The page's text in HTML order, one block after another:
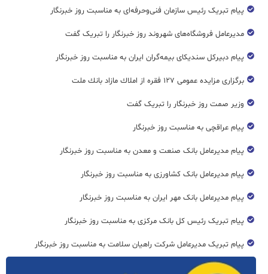
پیام تبریک رئیس سازمان فنی‌و‌حرفه‌ای به مناسبت روز خبرنگار
مدیرعامل فروشگاه‌های شهروند روز خبرنگار را تبریک گفت
پیام دبیرکل سندیکای بیمه‌گران ایران به مناسبت روز خبرنگار
برگزاری مزایده عمومی ۱۲۷ فقره از املاك مازاد بانك ملت
وزیر صمت روز خبرنگار را تبریک گفت
پیام عراقچی به مناسبت روز خبرنگار
پیام مدیرعامل بانک صنعت و معدن به مناسبت روز خبرنگار
پیام مدیرعامل بانک کشاورزی به مناسبت روز خبرنگار
پیام مدیرعامل بانک مهر ایران به مناسبت روز خبرنگار
پیام تبریک رئیس کل بانک مرکزی به مناسبت روز خبرنگار
پیام تبریک مدیرعامل شرکت راهیان سلامت به مناسبت روز خبرنگار